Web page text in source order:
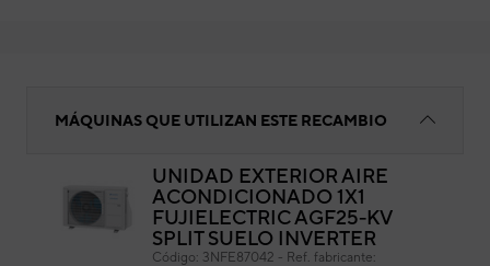
MÁQUINAS QUE UTILIZAN ESTE RECAMBIO
UNIDAD EXTERIOR AIRE
ACONDICIONADO 1X1
FUJIELECTRIC AGF25-KV
SPLIT SUELO INVERTER
Código: 3NFE87042 - Ref. fabricante: